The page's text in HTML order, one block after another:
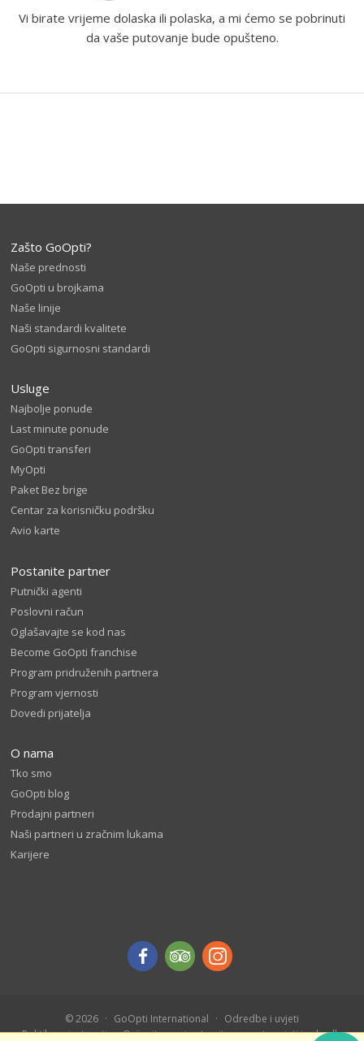
Vi birate vrijeme dolaska ili polaska, a mi ćemo se pobrinuti
da vaše putovanje bude opušteno.
Zašto GoOpti?
Naše prednosti
GoOpti u brojkama
Naše linije
Naši standardi kvalitete
GoOpti sigurnosni standardi
Usluge
Najbolje ponude
Last minute ponude
GoOpti transferi
MyOpti
Paket Bez brige
Centar za korisničku podršku
Avio karte
Postanite partner
Putnički agenti
Poslovni račun
Oglašavajte se kod nas
Become GoOpti franchise
Program pridruženih partnera
Program vjernosti
Dovedi prijatelja
O nama
Tko smo
GoOpti blog
Prodajni partneri
Naši partneri u zračnim lukama
Karijere
© 2026 GoOpti International
Odredbe i uvjeti
Politika privatnosti
Ocijenite nas i ostvarite popust - uvjeti i odredbe